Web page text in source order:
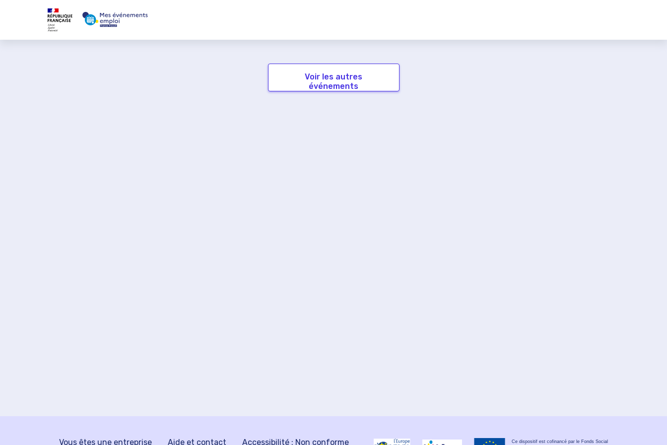
Voir les autres
événements
Vous êtes une entreprise Aide et contact Accessibilité : Non conforme
Ce dispositif est cofinancé par le Fonds Social